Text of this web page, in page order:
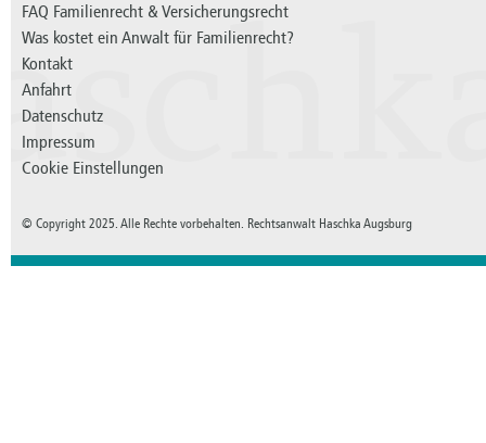
FAQ Familienrecht & Versicherungsrecht
Was kostet ein Anwalt für Familienrecht?
Kontakt
Anfahrt
Datenschutz
Impressum
Cookie Einstellungen
© Copyright 2025. Alle Rechte vorbehalten. Rechtsanwalt Haschka Augsburg